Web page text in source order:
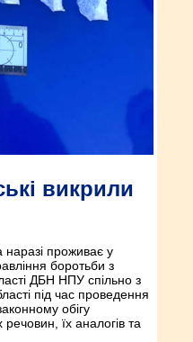
викрили
наразі проживає у
боротьби з
ДБН НПУ спільно з
під час проведення
обігу
їх аналогів та